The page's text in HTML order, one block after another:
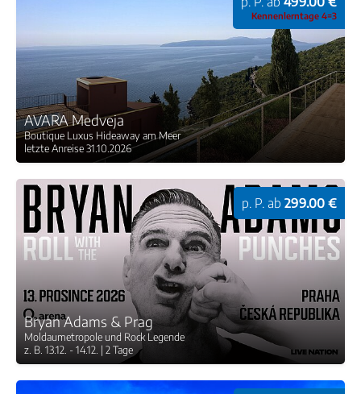
Kennenlerntage 4=3
AVARA Medveja
Boutique Luxus Hideaway am Meer
letzte Anreise 31.10.2026
p. P. ab 299.00 €
Bryan Adams & Prag
Moldaumetropole und Rock Legende
z. B. 13.12. - 14.12. | 2 Tage